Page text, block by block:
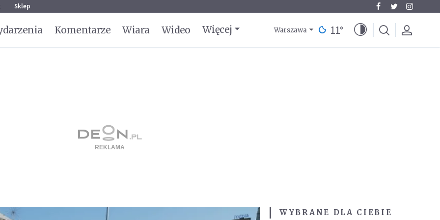
Sklep
Komentarze Wiara Wideo Więcej Warszawa 11°
WYBRANE DLA CIEBIE